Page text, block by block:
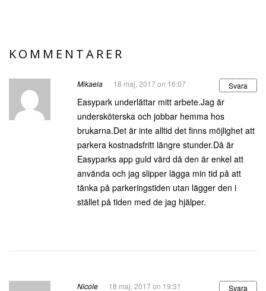
KOMMENTARER
Mikaela 18 maj, 2017 on 16:07 Svara
Easypark underlättar mitt arbete.Jag är
undersköterska och jobbar hemma hos
brukarna.Det är inte alltid det finns möjlighet att
parkera kostnadsfritt längre stunder.Då är
Easyparks app guld värd då den är enkel att
använda och jag slipper lägga min tid på att
tänka på parkeringstiden utan lägger den i
stället på tiden med de jag hjälper.
Nicole 18 maj, 2017 on 19:31 Svara